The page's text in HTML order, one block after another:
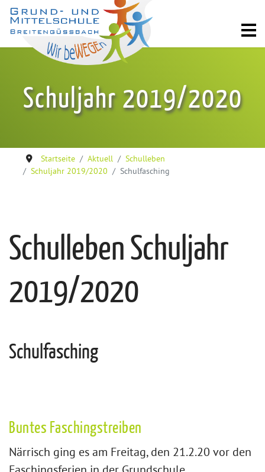
Schuljahr 2019/2020
Startseite Aktuell
Schulleben
Schuljahr 2019/2020
Schulfasching
Schulleben Schuljahr
2019/2020
Schulfasching
Buntes Faschingstreiben
Närrisch ging es am Freitag, den 21.2.20 vor den